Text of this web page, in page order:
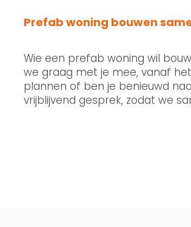
Prefab woning bouwen
Wie een prefab woning wil
we graag met je mee, vanaf
plannen of ben je benieuwd
vrijblijvend gesprek, zodat we